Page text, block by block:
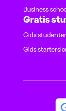
Business
Gratis
Gids
Gids